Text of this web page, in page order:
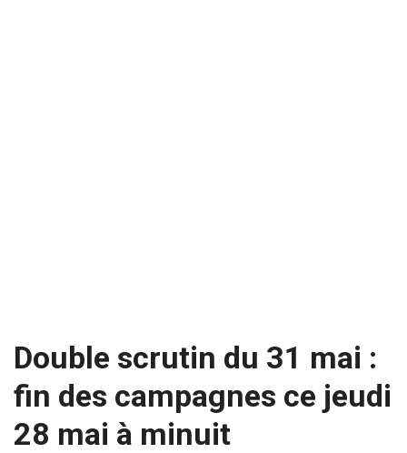
Double scrutin du 31 mai :
fin des campagnes ce jeudi
28 mai à minuit